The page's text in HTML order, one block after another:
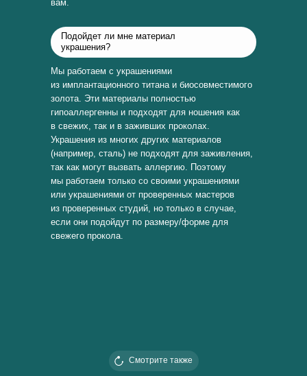
вам.
Подойдет ли мне материал
украшения?
Мы работаем с украшениями
из имплантационного титана и биосовместимого
золота. Эти материалы полностью
гипоаллергенны и подходят для ношения как
в свежих, так и в заживших проколах.
Украшения из многих других материалов
(например, сталь) не подходят для заживления,
так как могут вызвать аллергию. Поэтому
мы работаем только со своими украшениями
или украшениями от проверенных мастеров
из проверенных студий, но только в случае,
если они подойдут по размеру/форме для
свежего прокола.
Смотрите также